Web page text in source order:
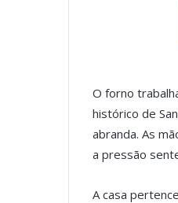
O forno
histórico de
abranda. As
a pressão
A casa